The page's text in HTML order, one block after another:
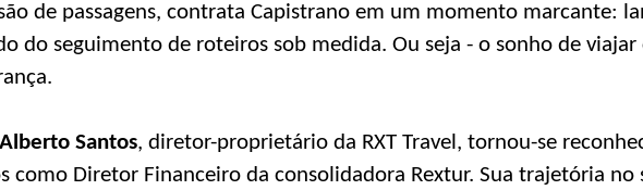
de passagens, contrata Capistrano em um momento marcante:
do seguimento de roteiros sob medida. Ou seja - o sonho de
Santos, diretor-proprietário da RXT Travel, tornou-se
como Diretor Financeiro da consolidadora Rextur. Sua trajetória no